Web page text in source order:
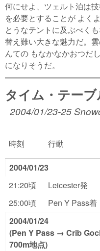
何にせよ、ツェルト泊は
を必要とすることが よく
とうなテントに及ぶべく
替え難い大きな魅力だ。
んての もなかなかおつだ
になりそうだ。
タイム・テー
2004/01/23-25
時刻 行動
2004/01/23
21:20頃
Leicester発
25:00頃
Pen Y Pass着
2004/01/24
(Pen Y Pass → Crib
700m地点)